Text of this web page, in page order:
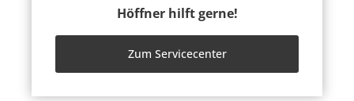
Höffner hilft gerne!
Zum Servicecenter